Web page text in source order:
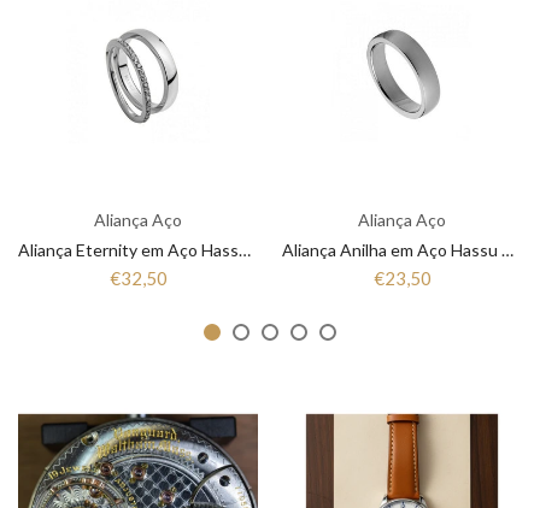
Aliança Aço
Aliança Eternity em Aço Hassu 7HSS010148A
€32,50
Aliança Aço
Aliança Anilha em Aço Hassu 7HSS010148
€23,50